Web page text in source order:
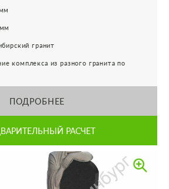
гранит
комплекса из разного гранита по
ПОДРОБНЕЕ
РАСЧЕТ